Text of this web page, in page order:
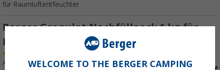
für Raumluftentfeuchter
Berger Granulat Nachfüllpack 1 kg für
Raumluftentfeuchter
Art.-Nr.: 292790WELCOME TO THE BERGER CAMPING